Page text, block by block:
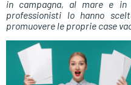
in campagna, al mare e in
professionisti lo hanno
promuovere le proprie case